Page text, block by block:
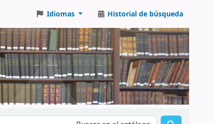
Idiomas Historial de búsqueda